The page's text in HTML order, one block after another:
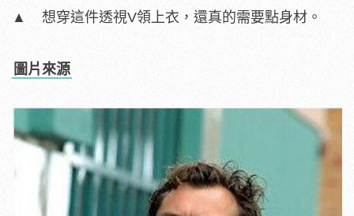
▲ 想穿這件透視V領上衣，還真的需要點身材。
圖片來源